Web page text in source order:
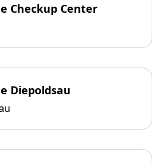
Checkup Center
Diepoldsau